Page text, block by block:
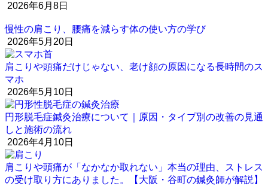
2026年6月8日
慢性の肩こり、腰痛を減らす体の使い方の学び
2026年5月20日
肩こりや頭痛だけじゃない、老け顔の原因になる長時間のス
マホ
2026年5月10日
円形脱毛症鍼灸治療について｜原因・タイプ別の改善の見通
しと施術の流れ
2026年4月10日
肩こりや頭痛が「なかなか取れない」本当の理由、ストレス
の受け取り方にありました。【大阪・谷町の鍼灸師が解説】